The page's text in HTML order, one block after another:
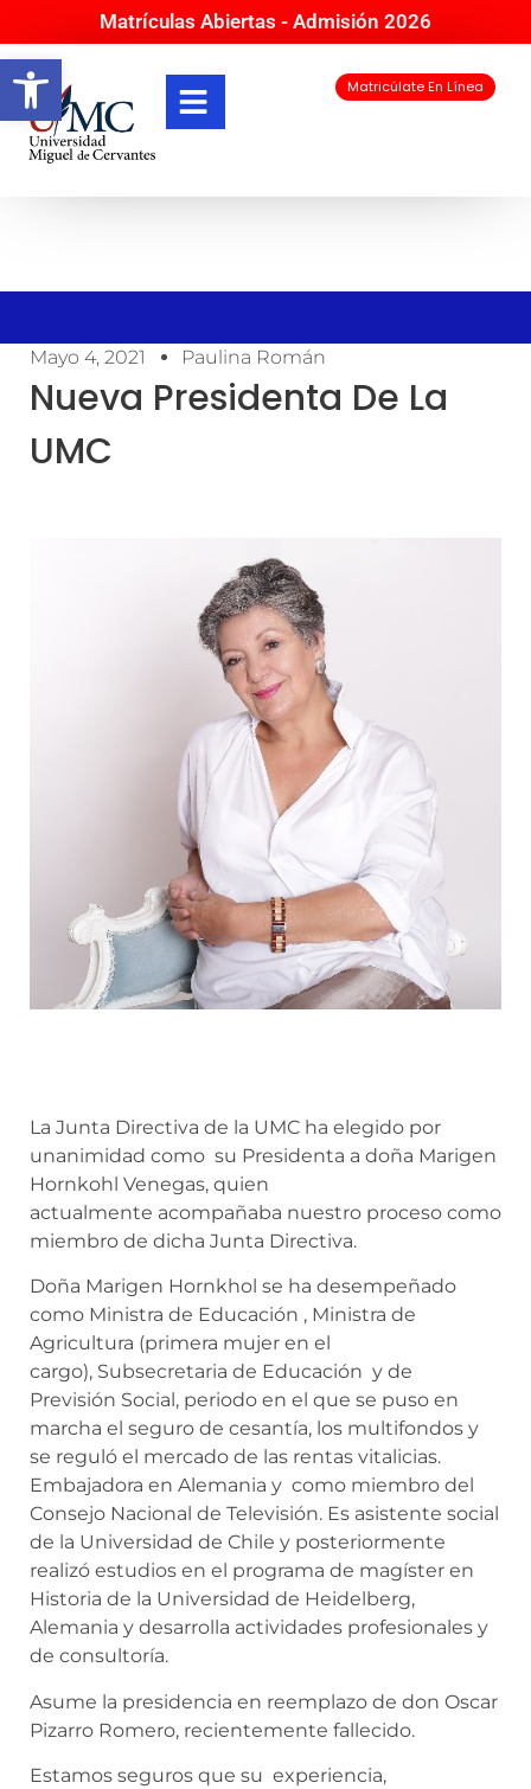
Abrir barra de herramientas
Matrículas Abiertas - Admisión 2026
Matricúlate En Línea
Mayo 4, 2021 Paulina Román
Nueva Presidenta De La
UMC
La Junta Directiva de la UMC ha elegido por
unanimidad como su Presidenta a doña Marigen
Hornkohl Venegas, quien
actualmente acompañaba nuestro proceso como
miembro de dicha Junta Directiva.
Doña Marigen Hornkhol se ha desempeñado
como Ministra de Educación , Ministra de
Agricultura (primera mujer en el
cargo), Subsecretaria de Educación y de
Previsión Social, periodo en el que se puso en
marcha el seguro de cesantía, los multifondos y
se reguló el mercado de las rentas vitalicias.
Embajadora en Alemania y como miembro del
Consejo Nacional de Televisión. Es asistente social
de la Universidad de Chile y posteriormente
realizó estudios en el programa de magíster en
Historia de la Universidad de Heidelberg,
Alemania ​y desarrolla actividades profesionales y
de consultoría.
Asume la presidencia en reemplazo de don Oscar
Pizarro Romero, recientemente fallecido.
Estamos seguros que su experiencia,